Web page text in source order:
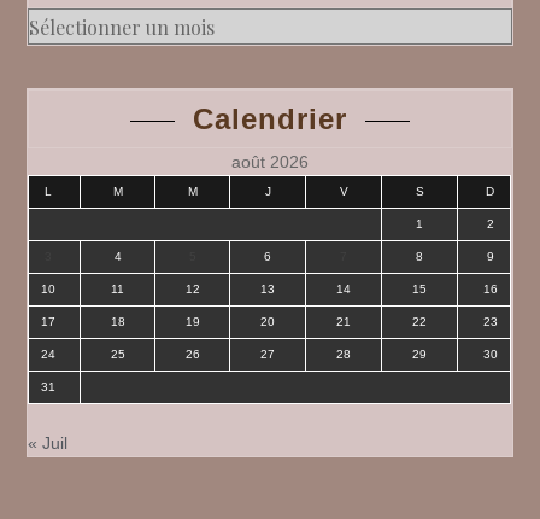
Archives
Calendrier
août 2026
L M M J V S D
1 2
4 6 8 9
10 11 12 13 14 15 16
17 18 19 20 21 22 23
24 25 26 27 28 29 30
31
« Juil